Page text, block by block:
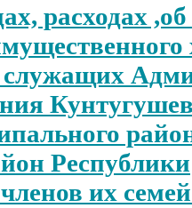
расходах
Республики
их